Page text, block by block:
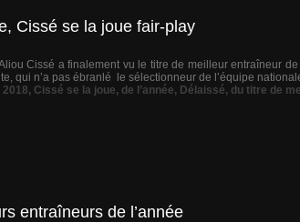
Cissé se la joue fair-play
Cissé a finalement vu le titre de meilleur entraîneur
qui n’a pas ébranlé le sélectionneur de l’équipe
, Cissé se la joue, de l’année, Délaissé, du titre de
entraîneurs de l’année